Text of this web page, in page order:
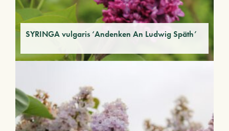
SYRINGA vulgaris ‘Andenken An Ludwig Späth’